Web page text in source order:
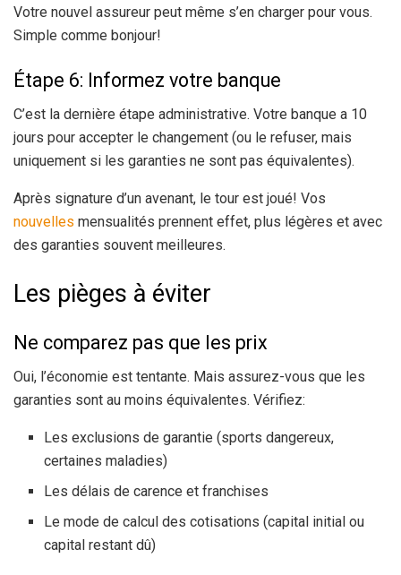
Votre nouvel assureur peut même s’en charger pour vous.
Simple comme bonjour!
Étape 6: Informez votre banque
C’est la dernière étape administrative. Votre banque a 10
jours pour accepter le changement (ou le refuser, mais
uniquement si les garanties ne sont pas équivalentes).
Après signature d’un avenant, le tour est joué! Vos
nouvelles mensualités prennent effet, plus légères et avec
des garanties souvent meilleures.
Les pièges à éviter
Ne comparez pas que les prix
Oui, l’économie est tentante. Mais assurez-vous que les
garanties sont au moins équivalentes. Vérifiez:
Les exclusions de garantie (sports dangereux,
certaines maladies)
Les délais de carence et franchises
Le mode de calcul des cotisations (capital initial ou
capital restant dû)